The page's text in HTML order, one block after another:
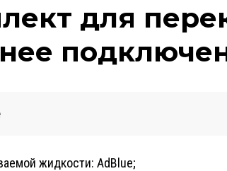
для
жидкости: AdBlue;